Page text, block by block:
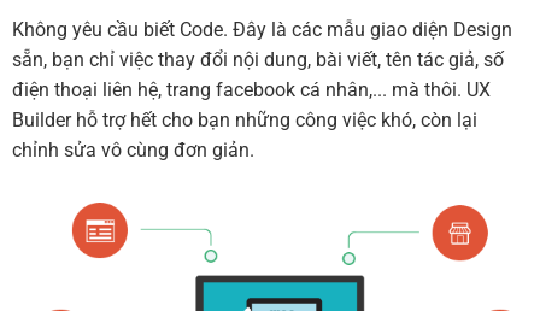
Không yêu cầu biết Code. Đây là các mẫu giao diện Design
sẵn, bạn chỉ việc thay đổi nội dung, bài viết, tên tác giả, số
điện thoại liên hệ, trang facebook cá nhân,... mà thôi. UX
Builder hỗ trợ hết cho bạn những công việc khó, còn lại
chỉnh sửa vô cùng đơn giản.